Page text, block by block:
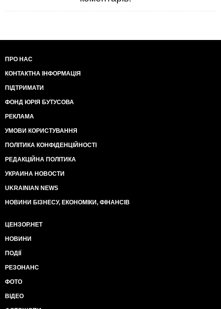
ПРО НАС
КОНТАКТНА ІНФОРМАЦІЯ
ПІДТРИМАТИ
ФОНД ЮРІЯ БУТУСОВА
РЕКЛАМА
УМОВИ КОРИСТУВАННЯ
ПОЛІТИКА КОНФІДЕНЦІЙНОСТІ
РЕДАКЦІЙНА ПОЛІТИКА
УКРАИНА НОВОСТИ
UKRAINIAN NEWS
НОВИНИ БІЗНЕСУ, ЕКОНОМІКИ, ФІНАНСІВ
ЦЕНЗОР.НЕТ
НОВИНИ
ПОДІЇ
РЕЗОНАНС
ФОТО
ВІДЕО